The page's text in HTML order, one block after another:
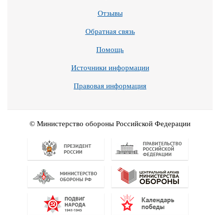
Отзывы
Обратная связь
Помощь
Источники информации
Правовая информация
© Министерство обороны Российской Федерации